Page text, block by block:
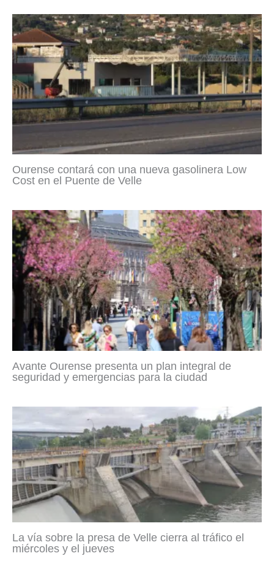
Ourense contará con una nueva gasolinera Low
Cost en el Puente de Velle
Avante Ourense presenta un plan integral de
seguridad y emergencias para la ciudad
La vía sobre la presa de Velle cierra al tráfico el
miércoles y el jueves